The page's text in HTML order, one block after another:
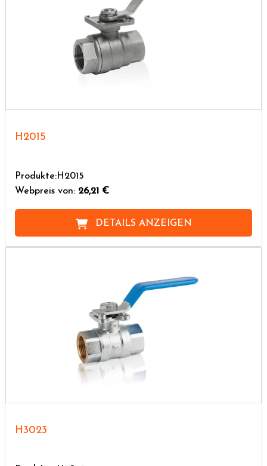
H2015
Produkte:H2015
Webpreis von: 26,21 €
DETAILS ANZEIGEN
H3023